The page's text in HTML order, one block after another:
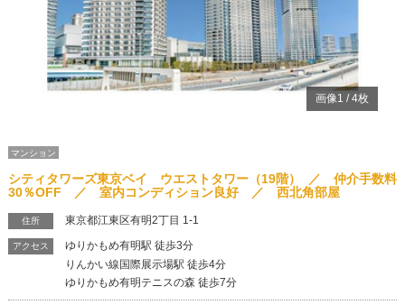
画像1 /4枚
マンション
シティタワーズ東京ベイ ウエストタワー（19階） ／ 仲介手数料
30％OFF ／ 室内コンディション良好 ／ 西北角部屋
住所 東京都江東区有明2丁目 1-1
アクセス
ゆりかもめ有明駅 徒歩3分
りんかい線国際展示場駅 徒歩4分
ゆりかもめ有明テニスの森 徒歩7分